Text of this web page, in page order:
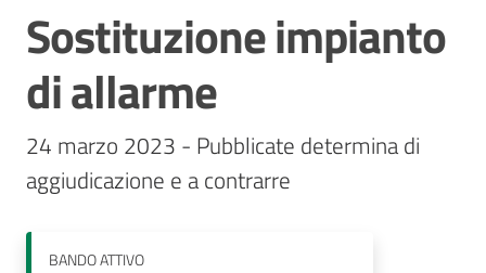
Stazioni
appaltanti
Contatti
Salta al contenuto
Sostituzione impianto
di allarme
24 marzo 2023 - Pubblicate determina di
aggiudicazione e a contrarre
BANDOATTIVO